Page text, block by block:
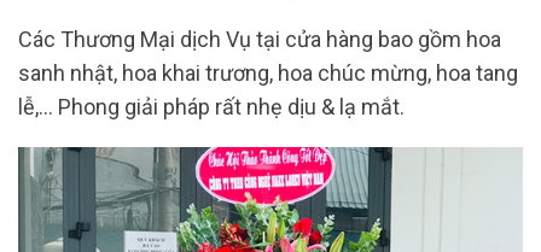
Các Thương Mại dịch Vụ tại cửa hàng bao gồm hoa
sanh nhật, hoa khai trương, hoa chúc mừng, hoa tang
lễ,… Phong giải pháp rất nhẹ dịu & lạ mắt.